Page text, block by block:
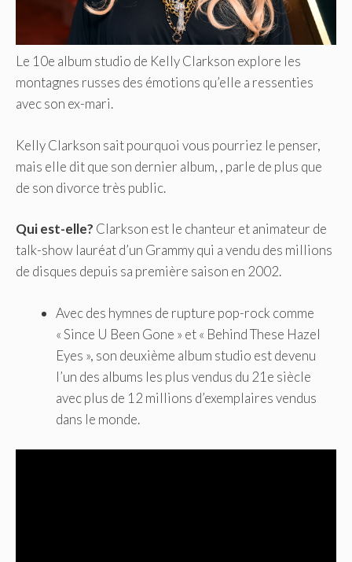
Le 10e album studio de Kelly Clarkson explore les
montagnes russes des émotions qu’elle a ressenties
avec son ex-mari.
Kelly Clarkson sait pourquoi vous pourriez le penser,
mais elle dit que son dernier album, , parle de plus que
de son divorce très public.
Qui est-elle? Clarkson est le chanteur et animateur de
talk-show lauréat d’un Grammy qui a vendu des millions
de disques depuis sa première saison en 2002.
Avec des hymnes de rupture pop-rock comme
« Since U Been Gone » et « Behind These Hazel
Eyes », son deuxième album studio est devenu
l’un des albums les plus vendus du 21e siècle
avec plus de 12 millions d’exemplaires vendus
dans le monde.